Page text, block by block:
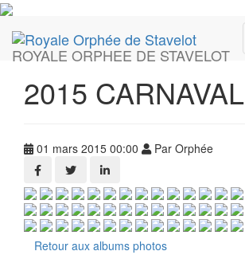
ROYALE ORPHEE DE STAVELOT
2015 CARNAVAL
01 mars 2015 00:00 Par Orphée
Retour aux albums photos